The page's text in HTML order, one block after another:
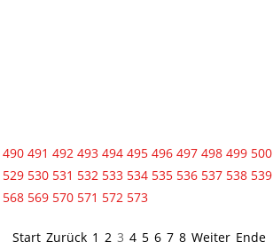
490 491 492 493 494 495 496 497 498 499 500
529 530 531 532 533 534 535 536 537 538 539
568 569 570 571 572 573
Start Zurück 1 2 3 4 5 6 7 8 Weiter Ende